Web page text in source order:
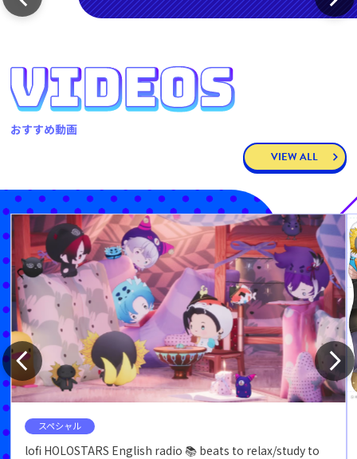
おすすめ動画
VIEW ALL
スペシャル
lofi HOLOSTARS English radio 📚 beats to relax/study to